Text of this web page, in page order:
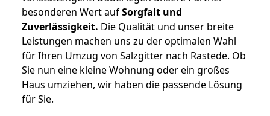
besonderen Wert aufSorgfalt und
Zuverlässigkeit. Die Qualität und unser breite
Leistungen machen uns zu der optimalen Wahl
für Ihren Umzug von Salzgitter nach Rastede. Ob
Sie nun eine kleine Wohnung oder ein großes
Haus umziehen, wir haben die passende Lösung
für Sie.